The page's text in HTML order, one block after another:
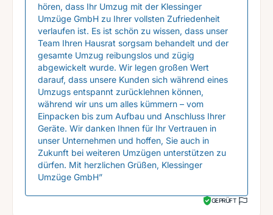
hören, dass Ihr Umzug mit der Klessinger
Umzüge GmbH zu Ihrer vollsten Zufriedenheit
verlaufen ist. Es ist schön zu wissen, dass unser
Team Ihren Hausrat sorgsam behandelt und der
gesamte Umzug reibungslos und zügig
abgewickelt wurde. Wir legen großen Wert
darauf, dass unsere Kunden sich während eines
Umzugs entspannt zurücklehnen können,
während wir uns um alles kümmern – vom
Einpacken bis zum Aufbau und Anschluss Ihrer
Geräte. Wir danken Ihnen für Ihr Vertrauen in
unser Unternehmen und hoffen, Sie auch in
Zukunft bei weiteren Umzügen unterstützen zu
dürfen. Mit herzlichen Grüßen, Klessinger
Umzüge GmbH”
GEPRÜFT